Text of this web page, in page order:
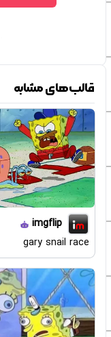
قالب‌های مشابه
imgflip
gary snail race